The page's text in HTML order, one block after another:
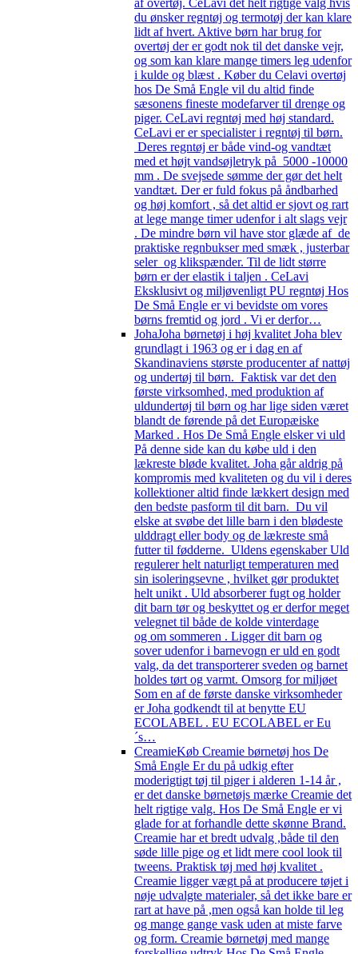
du ønsker regntøj og termotøj der kan klare
lidt af hvert. Aktive børn har brug for
overtøj der er godt nok til det danske vejr,
og som kan klare mange timers leg udenfor
i kulde og blæst . Køber du Celavi overtøj
hos De Små Engle vil du altid finde
sæsonens fineste modefarver til drenge og
piger. CeLavi regntøj med høj standard.
CeLavi er er specialister i regntøj til børn.
Deres regntøj er både vind-og vandtæt
med et højt vandsøjletryk på 5000 -10000
mm . De svejsede sømme der gør det helt
vandtæt. Der er fuld fokus på åndbarhed
og høj komfort , så det altid er sjovt og rart
at lege mange timer udenfor i alt slags vejr
. De mindre børn vil have stor glæde af de
praktiske regnbukser med smæk , justerbar
seler og klikspænder. Til de lidt større
børn er der elastik i taljen . CeLavi
Eksklusivt og miljøvenligt PU regntøj Hos
De Små Engle er vi bevidste om vores
børns fremtid og jord . Vi er derfor…
JohaJoha børnetøj i høj kvalitet Joha blev
grundlagt i 1963 og er i dag en af
Skandinaviens største producenter af nattøj
og undertøj til børn. Faktisk var det den
første virksomhed, med produktion af
uldundertøj til børn og har lige siden været
blandt de førende på det Europæiske
Marked . Hos De Små Engle elsker vi uld
På denne side kan du købe uld i den
lækreste bløde kvalitet. Joha går aldrig på
kompromis med kvaliteten og du vil i deres
kollektioner altid finde lækkert design med
den bedste pasform til dit barn. Du vil
elske at svøbe det lille barn i den blødeste
ulddragt eller body og de lækreste små
futter til fødderne. Uldens egenskaber Uld
regulerer helt naturligt temperaturen med
sin isoleringsevne , hvilket gør produktet
helt unikt . Uld absorberer fugt og holder
dit barn tør og beskyttet og er derfor meget
velegnet til både de kolde vinterdage
og om sommeren . Ligger dit barn og
sover udenfor i barnevogn er uld en godt
valg, da det transporterer sveden og barnet
holdes tørt og varmt. Omsorg for miljøet
Som en af de første danske virksomheder
er Joha godkendt til at benytte EU
ECOLABEL . EU ECOLABEL er Eu
´s…
CreamieKøb Creamie børnetøj hos De
Små Engle Er du på udkig efter
moderigtigt tøj til piger i alderen 1-14 år ,
er det danske børnetøjs mærke Creamie det
helt rigtige valg. Hos De Små Engle er vi
glade for at forhandle dette skønne Brand.
Creamie har et bredt udvalg ,både til den
søde lille pige og et lidt mere cool look til
tweens. Praktisk tøj med høj kvalitet .
Creamie ligger vægt på at producere tøjet i
nøje udvalgte materialer, så det ikke bare er
rart at have på ,men også kan holde til leg
og mange gange vask uden at miste farve
og form. Creamie børnetøj med mange